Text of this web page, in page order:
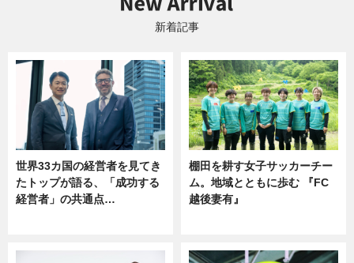
新着記事
世界33カ国の経営者を見てき
たトップが語る、「成功する
経営者」の共通点…
棚田を耕す女子サッカーチー
ム。地域とともに歩む 『FC
越後妻有』